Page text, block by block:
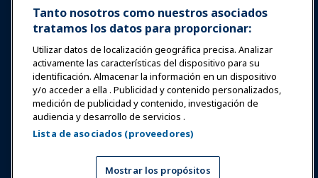
Investigación y Reportes
Acerca de IAAPA
Socios
Copyright © 2026 Asociación Internacional de Parques de
Atracciones y Atracciones. Todos los derechos reservados.
Política de Privacidad
Aviso de traducción
Tanto nosotros como nuestros asociados
tratamos los datos para proporcionar:
Utilizar datos de localización geográfica precisa. Analizar
activamente las características del dispositivo para su
identificación. Almacenar la información en un dispositivo
y/o acceder a ella . Publicidad y contenido personalizados,
medición de publicidad y contenido, investigación de
audiencia y desarrollo de servicios .
Lista de asociados (proveedores)
Mostrar los propósitos